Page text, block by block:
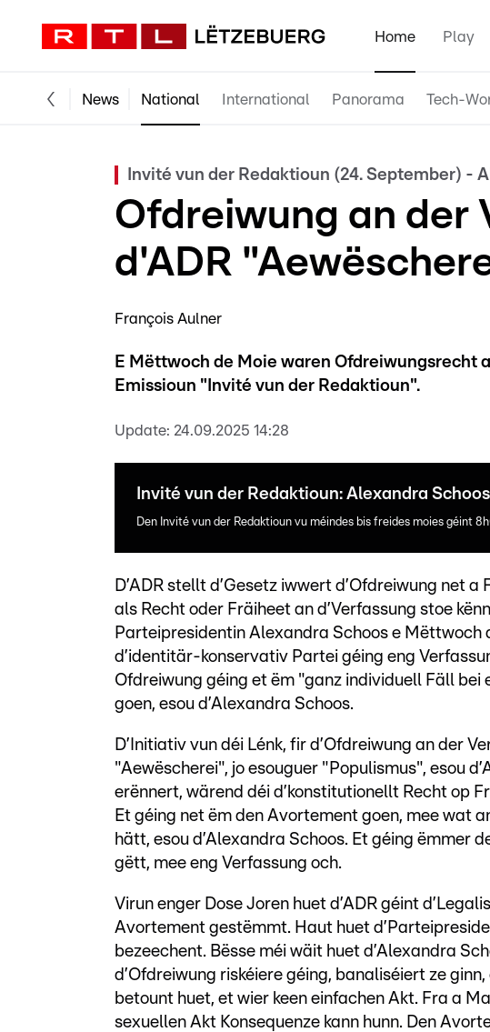
Home Play
News National International Panorama Tech-
Invité vun der Redaktioun (24. September) -
Ofdreiwung an der
d'ADR
François Aulner
E Mëttwoch de Moie waren Ofdreiwungsrecht
Emissioun "Invité vun der Redaktioun".
Update: 24.09.2025 14:28
Invité vun der Redaktioun: Alexandra Schoos
Den Invité vun der Redaktioun vu méindes bis freides moies géint
D’ADR stellt d’Gesetz iwwert d’Ofdreiwung net
als Recht oder Fräiheet an d’Verfassung stoe
Parteipresidentin Alexandra Schoos e Mëttwoch
d’identitär-konservativ Partei géing eng
Ofdreiwung géing et ëm "ganz individuell Fäll
goen, esou d’Alexandra Schoos.
D’Initiativ vun déi Lénk, fir d’Ofdreiwung an der
"Aewëscherei", jo esouguer "Populismus", esou
erënnert, wärend déi d’konstitutionellt Recht op
Et géing net ëm den Avortement goen, mee wat
hätt, esou d’Alexandra Schoos. Et géing ëmmer
gëtt, mee eng Verfassung och.
Virun enger Dose Joren huet d’ADR géint
Avortement gestëmmt. Haut huet
bezeechent. Bësse méi wäit huet d’Alexandra
d’Ofdreiwung riskéiere géing, banaliséiert ze
betount huet, et wier keen einfachen Akt. Fra a
sexuellen Akt Konsequenze kann hunn. Den